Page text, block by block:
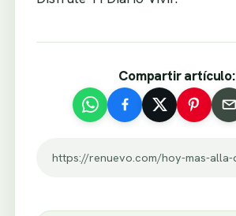
Compartir artículo: